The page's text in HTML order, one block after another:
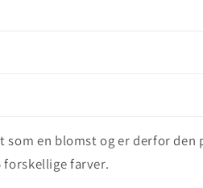
som en blomst og er derfor den
forskellige farver.